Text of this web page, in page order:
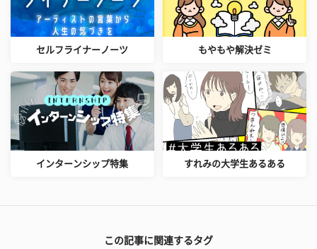
セルフライナーノーツ もやもや解決ゼミ
インターンシップ特集 すれみの大学生あるある
この記事に関連するタグ